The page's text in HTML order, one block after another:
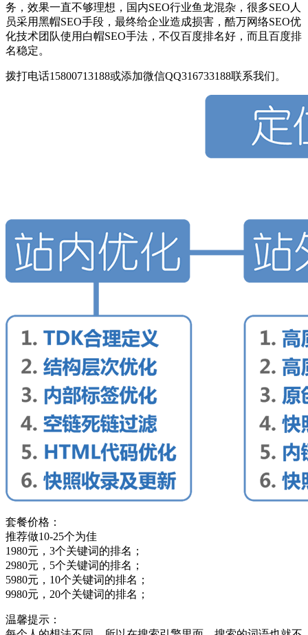
务，效果一直不够理想，国内SEO行业鱼龙混杂，很多SEO人
员采用黑帽SEO手段，最终给企业造成损害，酷万网络SEO优
化技术团队使用白帽SEO手法，不仅百度排名好，而且百度排
名稳定。
拨打电话15800713188或添加微信QQ316733188联系我们。
套餐价格：
推荐做10-25个为佳
1980元，3个关键词的排名；
2980元，5个关键词的排名；
5980元，10个关键词的排名；
9980元，20个关键词的排名；
温馨提示：